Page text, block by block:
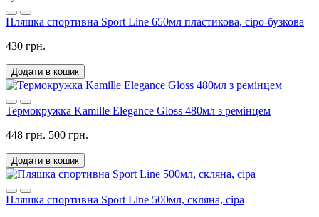
Пляшка спортивна Sport Line 650мл пластикова, сіро-бузкова
430 грн.
Додати в кошик
Термокружка Kamille Elegance Gloss 480мл з ремінцем
448 грн. 500 грн.
Додати в кошик
Пляшка спортивна Sport Line 500мл, скляна, сіра